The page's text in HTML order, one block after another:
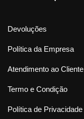
Devoluções
Política da Empresa
Atendimento ao Cliente
Termo e Condição
Política de Privacidade